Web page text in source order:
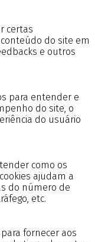
certas
do site em
e outros
para entender e
do site, o
do usuário
como os
ajudam a
do número de
etc.
fornecer aos